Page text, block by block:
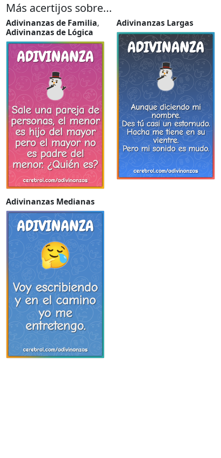
Más acertijos sobre...
Adivinanzas de Familia,
Adivinanzas de Lógica
Adivinanzas Largas
Adivinanzas Medianas